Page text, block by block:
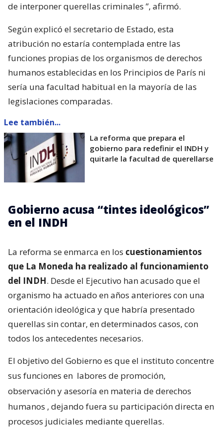
de interponer querellas criminales ”, afirmó.
Según explicó el secretario de Estado, esta
atribución no estaría contemplada entre las
funciones propias de los organismos de derechos
humanos establecidas en los Principios de París ni
sería una facultad habitual en la mayoría de las
legislaciones comparadas.
Lee también...
La reforma que prepara el
gobierno para redefinir el INDH y
quitarle la facultad de querellarse
Gobierno acusa “tintes ideológicos”
en el INDH
La reforma se enmarca en los cuestionamientos
que La Moneda ha realizado al funcionamiento
del INDH. Desde el Ejecutivo han acusado que el
organismo ha actuado en años anteriores con una
orientación ideológica y que habría presentado
querellas sin contar, en determinados casos, con
todos los antecedentes necesarios.
El objetivo del Gobierno es que el instituto concentre
sus funciones en labores de promoción,
observación y asesoría en materia de derechos
humanos , dejando fuera su participación directa en
procesos judiciales mediante querellas.